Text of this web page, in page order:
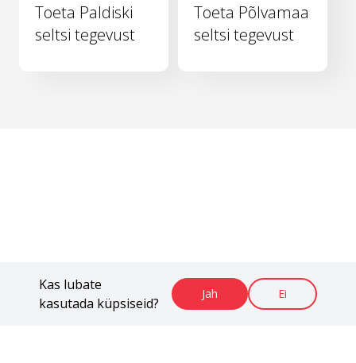
Kas lubate
kasutada küpsiseid?
Jah Ei
Toeta Paldiski
seltsi tegevust
Toeta Põlvamaa
seltsi tegevust